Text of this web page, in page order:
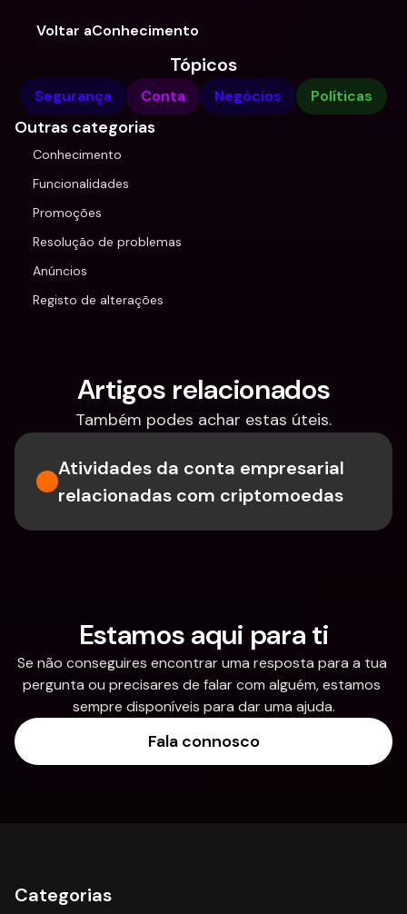
Voltar aConhecimento
Tópicos
Segurança Conta Negócios Políticas
Outras categorias
Conhecimento
Funcionalidades
Promoções
Resolução de problemas
Anúncios
Registo de alterações
Artigos relacionados
Também podes achar estas úteis.
Atividades da conta empresarial
relacionadas com criptomoedas
Estamos aqui para ti
Se não conseguires encontrar uma resposta para a tua
pergunta ou precisares de falar com alguém, estamos
sempre disponíveis para dar uma ajuda.
Fala connosco
Categorias